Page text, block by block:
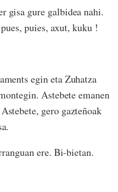
gisa gure galbidea nahi.
puies, axut, kuku !
egin eta Zuhatza
Astebete emanen
gero gazteñoak
ere. Bi-bietan.